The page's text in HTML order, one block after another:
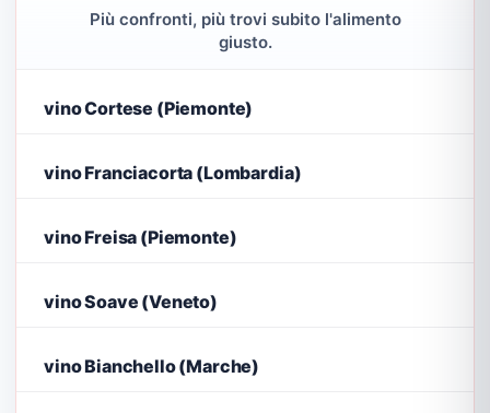
Più confronti, più trovi subito l'alimento
giusto.
vino Cortese (Piemonte)
vino Franciacorta (Lombardia)
vino Freisa (Piemonte)
vino Soave (Veneto)
vino Bianchello (Marche)